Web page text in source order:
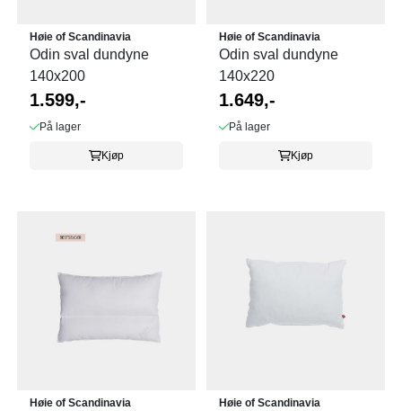
Høie of Scandinavia
Odin sval dundyne
140x200
1.599,-
På lager
Kjøp
Høie of Scandinavia
Odin sval dundyne
140x220
1.649,-
På lager
Kjøp
Høie of Scandinavia Høie of Scandinavia